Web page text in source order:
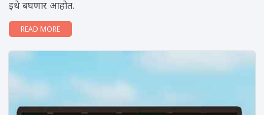
इथे बघणार आहोत.
READ MORE